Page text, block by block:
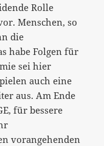
Rolle
Menschen, so
die
habe Folgen für
sei hier
auch eine
aus. Am Ende
für bessere
vorangehenden